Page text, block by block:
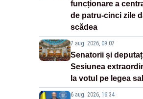
funcționare a
de patru-cinci zile
scădea
7 aug. 2026, 09:07
Senatorii și
Sesiunea
la votul pe legea
6 aug. 2026, 16:34